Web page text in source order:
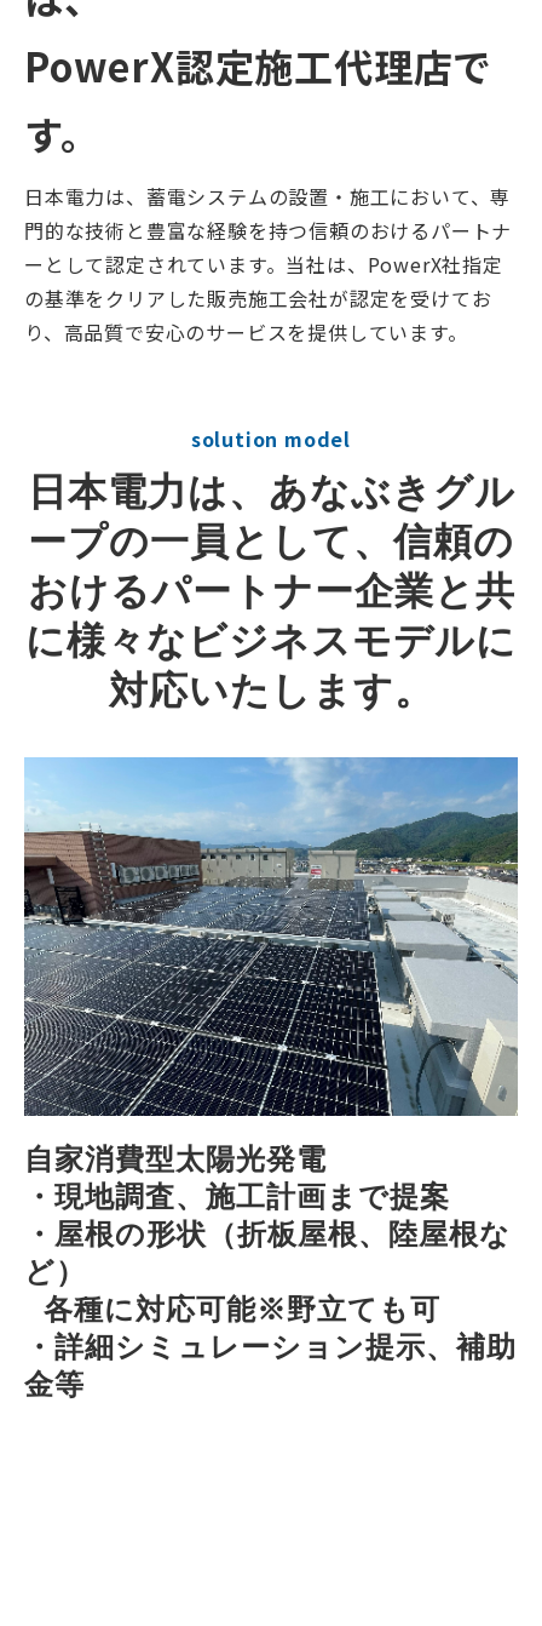
PowerX認定施工代理店で
す。
日本電力は、蓄電システムの設置・施工において、専
門的な技術と豊富な経験を持つ信頼のおけるパートナ
ーとして認定されています。当社は、PowerX社指定
の基準をクリアした販売施工会社が認定を受けてお
り、高品質で安心のサービスを提供しています。
solution model
日本電力は、あなぶきグル
ープの一員として、信頼の
おけるパートナー企業と共
に様々なビジネスモデルに
対応いたします。
自家消費型太陽光発電
・現地調査、施工計画まで提案
・屋根の形状（折板屋根、陸屋根な
ど）
  各種に対応可能※野立ても可
・詳細シミュレーション提示、補助
金等